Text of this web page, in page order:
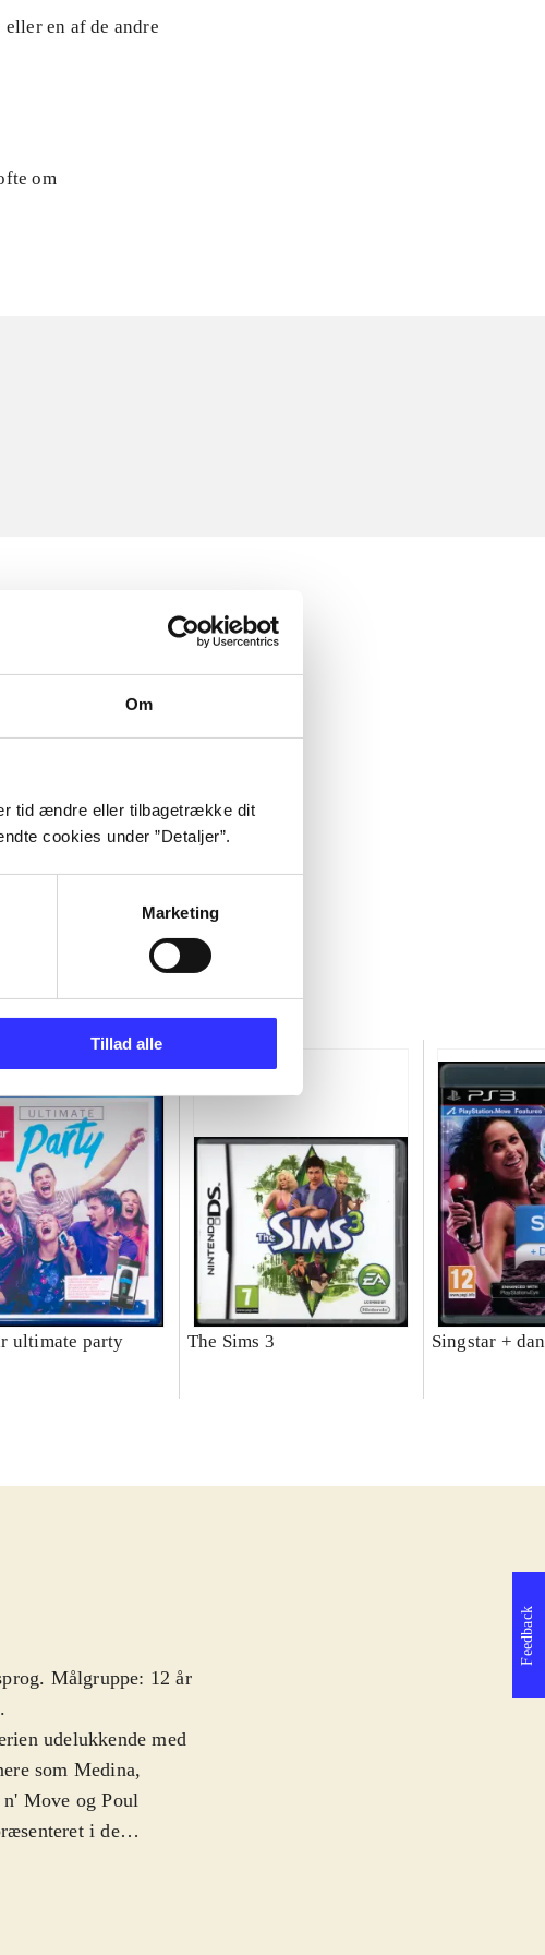
Om
tid ændre eller tilbagetrække dit
cookies under ”Detaljer”.
Marketing
Tillad alle
eller en af de andre
om
ultimate party The Sims 3 Singstar +
Målgruppe: 12 år
.
udelukkende med
som Medina,
Move og Poul
i de
feature er at ens
Feedback